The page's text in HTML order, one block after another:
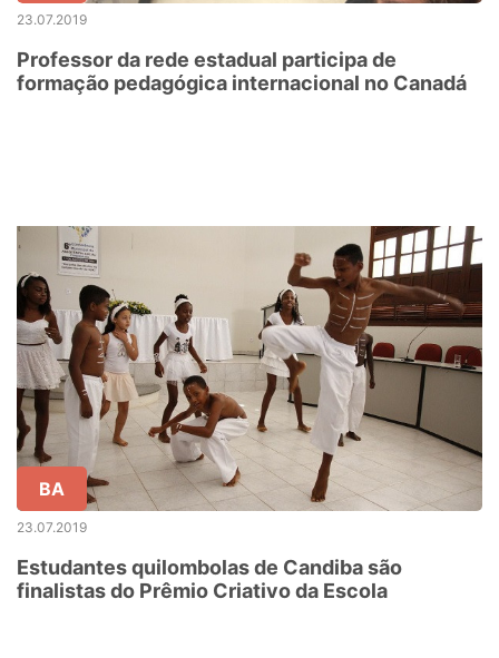
23.07.2019
Professor da rede estadual participa de
formação pedagógica internacional no Canadá
BA
23.07.2019
Estudantes quilombolas de Candiba são
finalistas do Prêmio Criativo da Escola